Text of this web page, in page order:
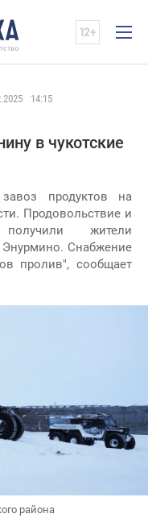
14:15
в чукотские
продуктов на
Продовольствие и
жители
Снабжение
пролив", сообщает
района